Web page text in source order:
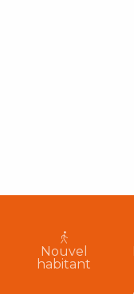
Nouvel
habitant